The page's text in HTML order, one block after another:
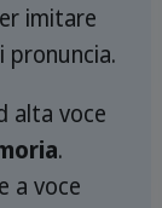
imitare
pronuncia.
alta voce
.
a voce